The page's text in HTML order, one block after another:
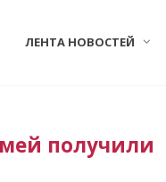
ЛЕНТА НОВОСТЕЙ
получили